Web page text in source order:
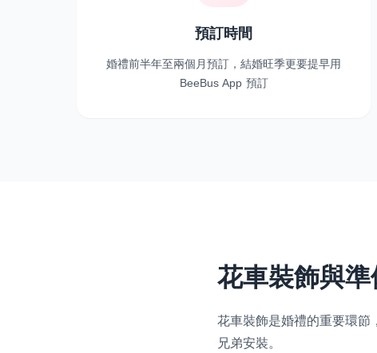
預訂時間
婚禮前半年至兩個月預訂，結婚旺季更要提早用
BeeBus App 預訂
花車裝飾與準
花車裝飾是婚禮的重要環節
兄弟安裝。